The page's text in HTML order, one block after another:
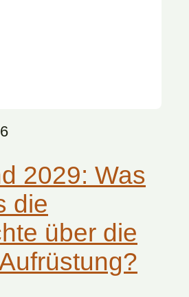
2029: Was
die
über die